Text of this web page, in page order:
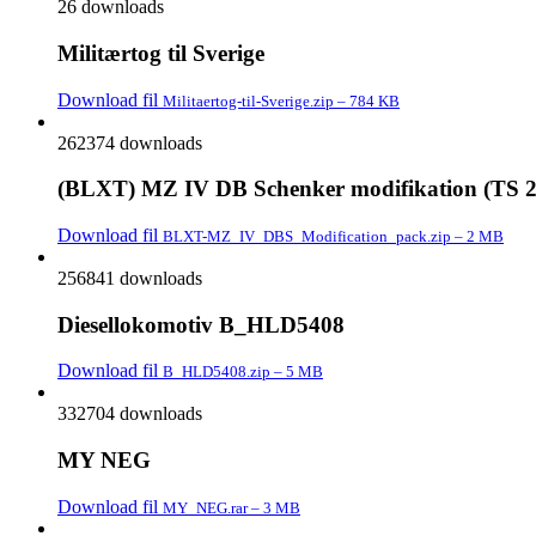
26 downloads
Militærtog til Sverige
Download fil Militaertog-til-Sverige.zip – 784 KB
262374 downloads
(BLXT) MZ IV DB Schenker modifikation (TS
Download fil BLXT-MZ_IV_DBS_Modification_pack.zip – 2 MB
256841 downloads
Diesellokomotiv B_HLD5408
Download fil B_HLD5408.zip – 5 MB
332704 downloads
MY NEG
Download fil MY_NEG.rar – 3 MB